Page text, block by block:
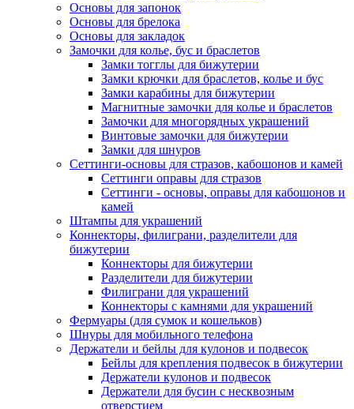
Основы для запонок
Основы для брелока
Основы для закладок
Замочки для колье, бус и браслетов
Замки тогглы для бижутерии
Замки крючки для браслетов, колье и бус
Замки карабины для бижутерии
Магнитные замочки для колье и браслетов
Замочки для многорядных украшений
Винтовые замочки для бижутерии
Замки для шнуров
Сеттинги-основы для стразов, кабошонов и камей
Сеттинги оправы для стразов
Сеттинги - основы, оправы для кабошонов и
камей
Штампы для украшений
Коннекторы, филиграни, разделители для
бижутерии
Коннекторы для бижутерии
Разделители для бижутерии
Филиграни для украшений
Коннекторы с камнями для украшений
Фермуары (для сумок и кошельков)
Шнуры для мобильного телефона
Держатели и бейлы для кулонов и подвесок
Бейлы для крепления подвесок в бижутерии
Держатели кулонов и подвесок
Держатели для бусин с несквозным
отверстием